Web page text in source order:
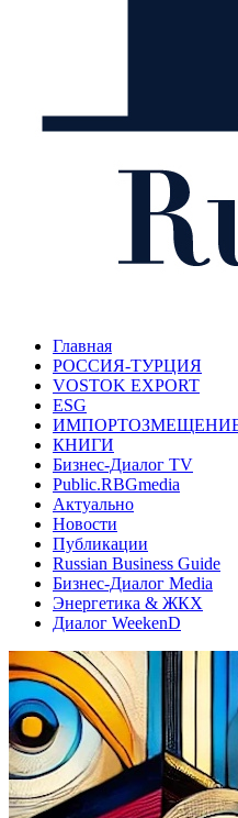
Главная
РОССИЯ-ТУРЦИЯ
VOSTOK EXPORT
ESG
КНИГИ
Бизнес-Диалог TV
Public.RBGmedia
Актуально
Новости
Публикации
Russian Business Guide
Бизнес-Диалог Media
Энергетика & ЖКХ
Диалог WeekenD